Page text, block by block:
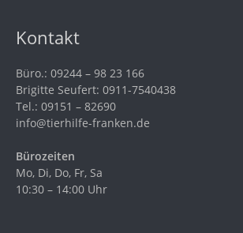
Kontakt
Büro.: 09244 – 98 23 166
Brigitte Seufert: 0911-7540438
Tel.: 09151 – 82690
info@tierhilfe-franken.de
Bürozeiten
Mo, Di, Do, Fr, Sa
10:30 – 14:00 Uhr